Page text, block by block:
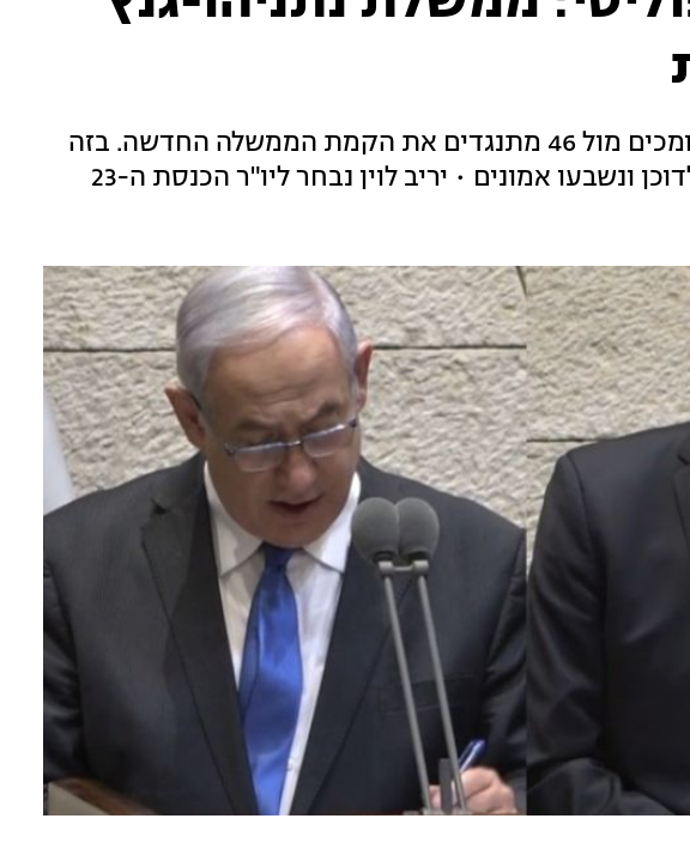
המליאה אישרה ברוב של 73 תומכים מול 46 מתנגדים את הקמת הממשלה החדשה. בזה
ונשבעו אמונים • יריב לוין נבחר ליו"ר הכנסת ה-23